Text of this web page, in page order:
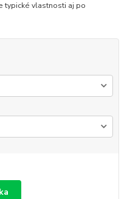
typické vlastnosti aj po